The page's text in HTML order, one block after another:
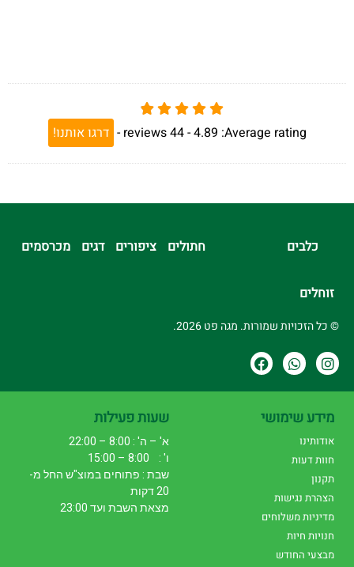
Average rating:
4.89 -
44
reviews
- דרגו אותנו!
כלבים חתולים ציפורים דגים מכרסמים
זוחלים
© כל הזכויות שמורות. מגה פט 2026.
מידע שימושי
אודותינו
חוות דעות
תקנון
הצהרת נגישות
מדיניות משלוחים
חנויות חיות
מבצעי החודש
שעות פעילות
א' – ה' : 8:00 – 22:00
ו' : 8:00 – 15:00
שבת : פתוחים במוצ"ש החל מ-
20 דקות
מצאת השבת ועד 23:00